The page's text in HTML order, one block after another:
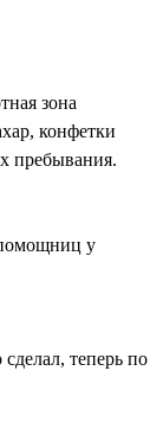
зона
конфетки
пребывания.
у
теперь по